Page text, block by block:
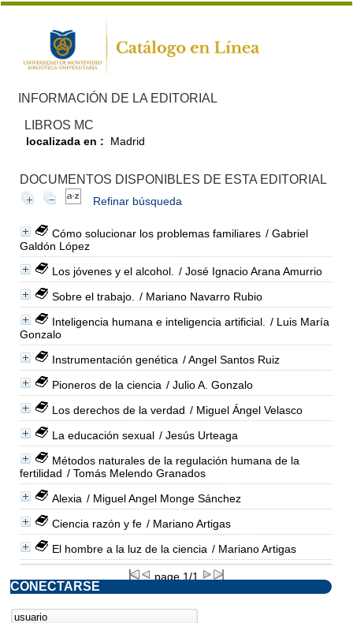
INFORMACIÓN DE LA EDITORIAL
LIBROS MC
localizada en : Madrid
DOCUMENTOS DISPONIBLES DE ESTA EDITORIAL
Refinar búsqueda
Cómo solucionar los problemas familiares / Gabriel
Galdón López
Los jóvenes y el alcohol.
/ José Ignacio Arana Amurrio
Sobre el trabajo.
/ Mariano Navarro Rubio
Inteligencia humana e inteligencia artificial.
/ Luis María
Gonzalo
Instrumentación genética / Angel Santos Ruiz
Pioneros de la ciencia / Julio A. Gonzalo
Los derechos de la verdad / Miguel Ángel Velasco
La educación sexual / Jesús Urteaga
Métodos naturales de la regulación humana de la
fertilidad / Tomás Melendo Granados
Alexia / Miguel Angel Monge Sánchez
Ciencia razón y fe / Mariano Artigas
El hombre a la luz de la ciencia / Mariano Artigas
page 1/1
CONECTARSE